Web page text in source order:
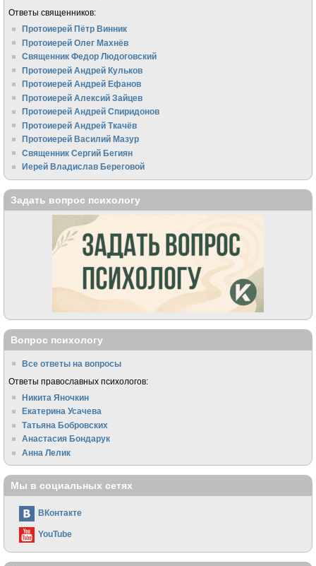
Ответы священников:
Протоиерей Пётр Винник
Протоиерей Олег Махнёв
Священник Федор Людоговский
Протоиерей Андрей Кульков
Протоиерей Андрей Ефанов
Протоиерей Алексий Зайцев
Протоиерей Андрей Спиридонов
Протоиерей Андрей Ткачёв
Протоиерей Василий Мазур
Священник Сергий Бегиян
Иерей Владислав Береговой
Задать вопрос психологу
Вопрос психологу
Все ответы на вопросы
Ответы православных психологов:
Никита Яночкин
Екатерина Усачева
Татьяна Бобровских
Анастасия Бондарук
Анна Лелик
Мы в социальных сетях
ВКонтакте
YouTube